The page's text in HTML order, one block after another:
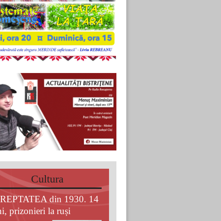
Cultura
din 1930. 14
prizonieri la ruși